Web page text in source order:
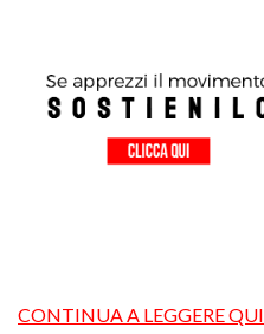
CONTINUA A LEGGERE QUI